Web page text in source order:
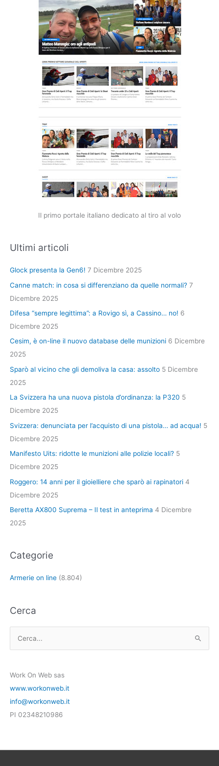
Il primo portale italiano dedicato al tiro al volo
Ultimi articoli
Glock presenta la Gen6! 7 Dicembre 2025
Canne match: in cosa si differenziano da quelle normali? 7
Dicembre 2025
Difesa “sempre legittima”: a Rovigo sì, a Cassino… no! 6
Dicembre 2025
Cesim, è on-line il nuovo database delle munizioni 6 Dicembre
2025
Sparò al vicino che gli demoliva la casa: assolto 5 Dicembre
2025
La Svizzera ha una nuova pistola d’ordinanza: la P320 5
Dicembre 2025
Svizzera: denunciata per l’acquisto di una pistola… ad acqua! 5
Dicembre 2025
Manifesto Uits: ridotte le munizioni alle polizie locali? 5
Dicembre 2025
Roggero: 14 anni per il gioielliere che sparò ai rapinatori 4
Dicembre 2025
Beretta AX800 Suprema – Il test in anteprima 4 Dicembre
2025
Categorie
Armerie on line (8.804)
Cerca
c
a
:
Work On Web sas
www.workonweb.it
info@workonweb.it
PI 02348210986